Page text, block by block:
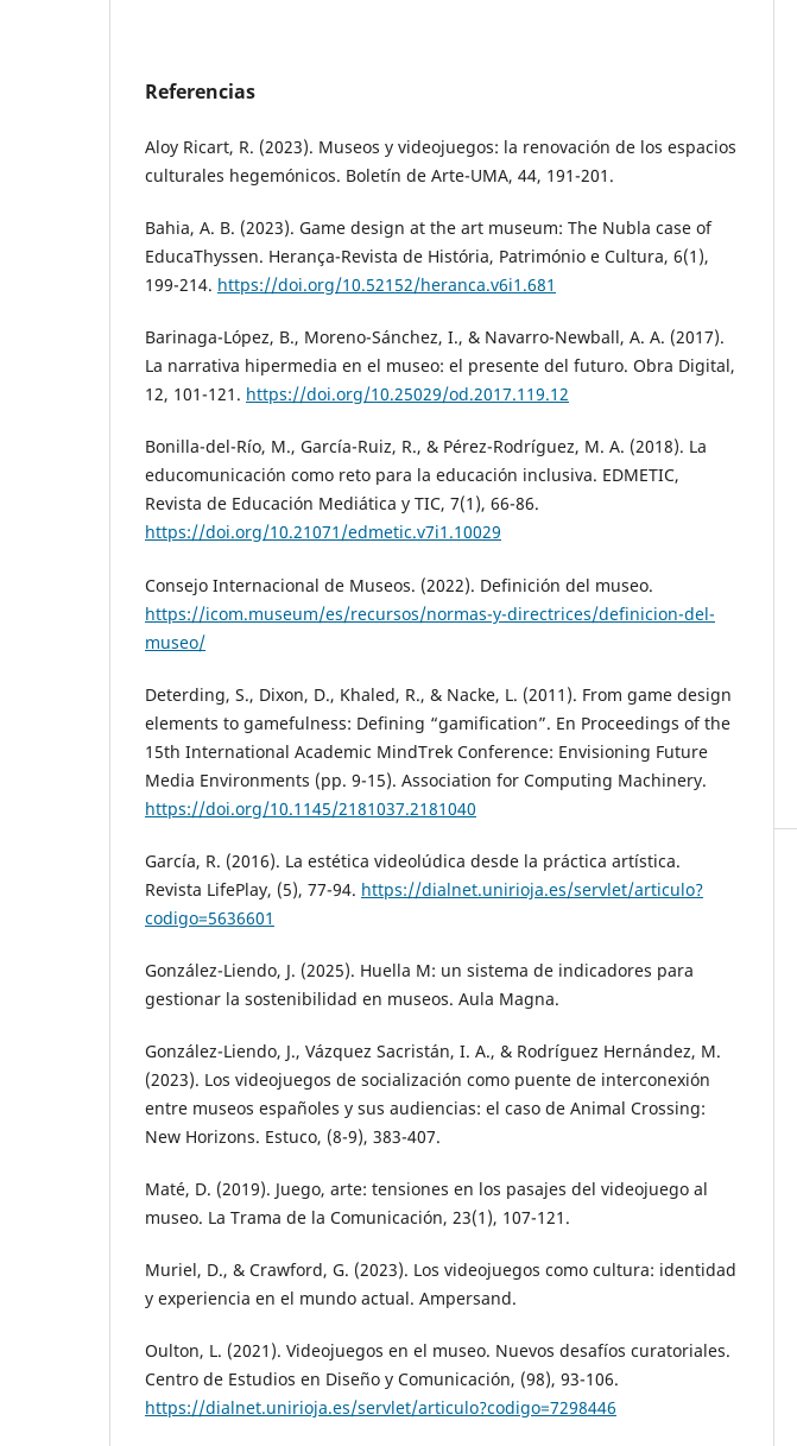
Referencias
Aloy Ricart, R. (2023). Museos y videojuegos: la renovación de los espacios
culturales hegemónicos. Boletín de Arte-UMA, 44, 191-201.
Bahia, A. B. (2023). Game design at the art museum: The Nubla case of
EducaThyssen. Herança-Revista de História, Património e Cultura, 6(1),
199-214. https://doi.org/10.52152/heranca.v6i1.681
Barinaga-López, B., Moreno-Sánchez, I., & Navarro-Newball, A. A. (2017).
La narrativa hipermedia en el museo: el presente del futuro. Obra Digital,
12, 101-121. https://doi.org/10.25029/od.2017.119.12
Bonilla-del-Río, M., García-Ruiz, R., & Pérez-Rodríguez, M. A. (2018). La
educomunicación como reto para la educación inclusiva. EDMETIC,
Revista de Educación Mediática y TIC, 7(1), 66-86.
https://doi.org/10.21071/edmetic.v7i1.10029
Consejo Internacional de Museos. (2022). Definición del museo.
https://icom.museum/es/recursos/normas-y-directrices/definicion-del-
museo/
Deterding, S., Dixon, D., Khaled, R., & Nacke, L. (2011). From game design
elements to gamefulness: Defining “gamification”. En Proceedings of the
15th International Academic MindTrek Conference: Envisioning Future
Media Environments (pp. 9-15). Association for Computing Machinery.
https://doi.org/10.1145/2181037.2181040
García, R. (2016). La estética videolúdica desde la práctica artística.
Revista LifePlay, (5), 77-94. https://dialnet.unirioja.es/servlet/articulo?
codigo=5636601
González-Liendo, J. (2025). Huella M: un sistema de indicadores para
gestionar la sostenibilidad en museos. Aula Magna.
González-Liendo, J., Vázquez Sacristán, I. A., & Rodríguez Hernández, M.
(2023). Los videojuegos de socialización como puente de interconexión
entre museos españoles y sus audiencias: el caso de Animal Crossing:
New Horizons. Estuco, (8-9), 383-407.
Maté, D. (2019). Juego, arte: tensiones en los pasajes del videojuego al
museo. La Trama de la Comunicación, 23(1), 107-121.
Muriel, D., & Crawford, G. (2023). Los videojuegos como cultura: identidad
y experiencia en el mundo actual. Ampersand.
Oulton, L. (2021). Videojuegos en el museo. Nuevos desafíos curatoriales.
Centro de Estudios en Diseño y Comunicación, (98), 93-106.
https://dialnet.unirioja.es/servlet/articulo?codigo=7298446